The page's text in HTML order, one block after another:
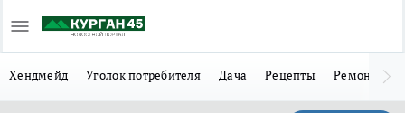
Хендмейд Уголок потребителя Дача Рецепты Ремонт